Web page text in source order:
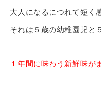
大人になるにつれて短く
それは５歳の幼稚園児と
１年間に味わう新鮮味が